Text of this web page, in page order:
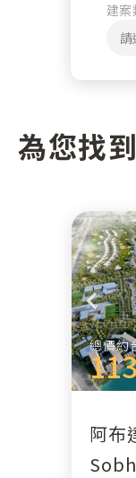
建案
為您找到
總價約
阿布